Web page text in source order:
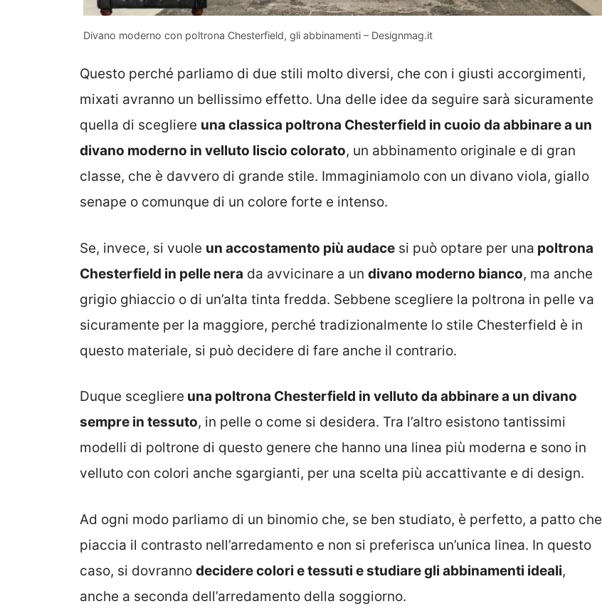
Divano moderno con poltrona Chesterfield, gli abbinamenti – Designmag.it
Questo perché parliamo di due stili molto diversi, che con i giusti accorgimenti,
mixati avranno un bellissimo effetto. Una delle idee da seguire sarà sicuramente
quella di scegliere una classica poltrona Chesterfield in cuoio da abbinare a un
divano moderno in velluto liscio colorato, un abbinamento originale e di gran
classe, che è davvero di grande stile. Immaginiamolo con un divano viola, giallo
senape o comunque di un colore forte e intenso.
Se, invece, si vuole un accostamento più audace si può optare per una poltrona
Chesterfield in pelle nera da avvicinare a un divano moderno bianco, ma anche
grigio ghiaccio o di un’alta tinta fredda. Sebbene scegliere la poltrona in pelle va
sicuramente per la maggiore, perché tradizionalmente lo stile Chesterfield è in
questo materiale, si può decidere di fare anche il contrario.
Duque scegliere una poltrona Chesterfield in velluto da abbinare a un divano
sempre in tessuto, in pelle o come si desidera. Tra l’altro esistono tantissimi
modelli di poltrone di questo genere che hanno una linea più moderna e sono in
velluto con colori anche sgargianti, per una scelta più accattivante e di design.
Ad ogni modo parliamo di un binomio che, se ben studiato, è perfetto, a patto che
piaccia il contrasto nell’arredamento e non si preferisca un’unica linea. In questo
caso, si dovranno decidere colori e tessuti e studiare gli abbinamenti ideali,
anche a seconda dell’arredamento della soggiorno.